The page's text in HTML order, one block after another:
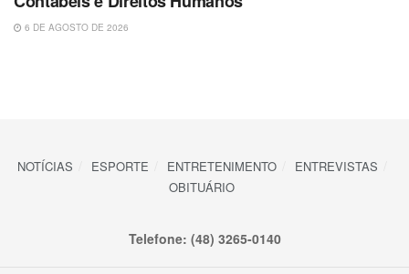
6 DE AGOSTO DE 2026
NOTÍCIAS ESPORTE ENTRETENIMENTO
ENTREVISTAS
OBITUÁRIO
Telefone: (48) 3265-0140